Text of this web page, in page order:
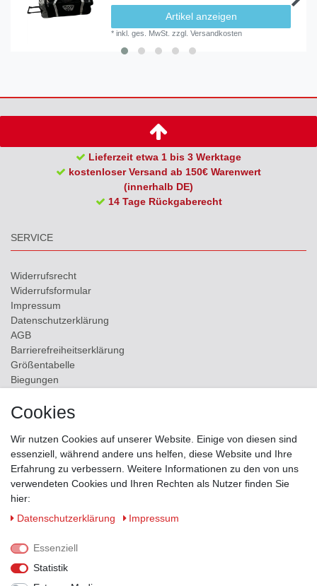
Artikel anzeigen
*inkl. ges. MwSt. zzgl.Versandkosten
Lieferzeit etwa 1 bis 3 Werktage
kostenloser Versand ab 150€ Warenwert
(innerhalb DE)
14 Tage Rückgaberecht
SERVICE
Widerrufs­recht
Widerrufs­formular
Impressum
Daten­schutz­erklärung
AGB
Barrierefreiheitserklärung
Größentabelle
Biegungen
Kontakt
ZAHLUNGSMÖGLICHKEITEN
Cookies
Wir nutzen Cookies auf unserer Website. Einige von diesen sind
essenziell, während andere uns helfen, diese Website und Ihre
Erfahrung zu verbessern. Weitere Informationen zu den von uns
verwendeten Cookies und Ihren Rechten als Nutzer finden Sie
hier:
Daten­schutz­erklärung
Impressum
Essenziell
Statistik